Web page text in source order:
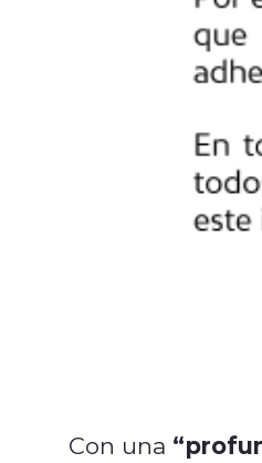
Con una